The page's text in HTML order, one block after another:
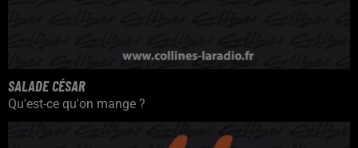
SALADE CÉSAR
Qu'est-ce qu'on mange ?